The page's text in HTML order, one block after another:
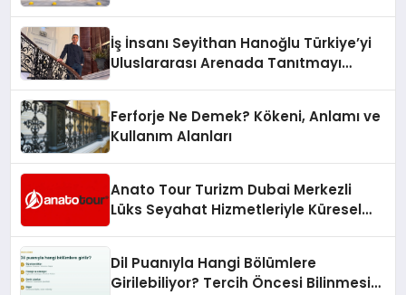
İş İnsanı Seyithan Hanoğlu Türkiye’yi
Uluslararası Arenada Tanıtmayı
Ferforje Ne Demek? Kökeni, Anlamı ve
Kullanım Alanları
Anato Tour Turizm Dubai Merkezli
Lüks Seyahat Hizmetleriyle Küresel
Dil Puanıyla Hangi Bölümlere
Girilebiliyor? Tercih Öncesi Bilinmesi